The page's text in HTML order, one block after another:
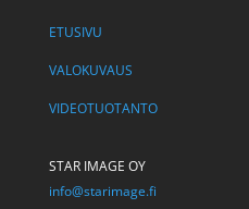
ETUSIVU
VALOKUVAUS
VIDEOTUOTANTO
STAR IMAGE OY
info@starimage.fi